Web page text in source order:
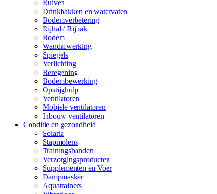
Ruiven
Drinkbakken en watervaten
Bodemverbetering
Rijhal / Rijbak
Bodem
Wandafwerking
Spiegels
Verlichting
Beregening
Bodembewerking
Opstijghulp
Ventilatoren
Mobiele ventilatoren
Inbouw ventilatoren
Conditie en gezondheid
Solaria
Stapmolens
Trainingsbanden
Verzorgingsproducten
Supplementen en Voer
Dampmasker
Aquatrainers